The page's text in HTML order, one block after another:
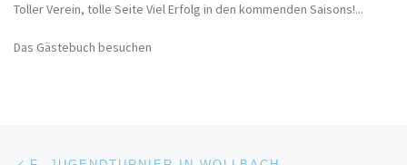
Toller Verein, tolle Seite Viel Erfolg in den kommenden Saisons!...
Das Gästebuch besuchen